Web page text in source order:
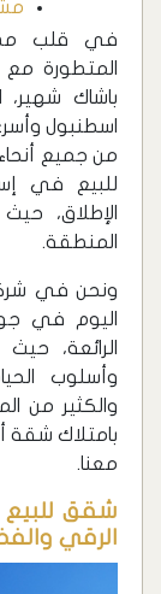
في قلب
المتطورة
باشاك
اسطنبول
من جميع
للبيع في
الإطلاق،
المنطقة.
ونحن في
اليوم في
الرائعة،
وأسلوب
والكثير من
بامتلاك شقة
معنا.
شقق
الرقي